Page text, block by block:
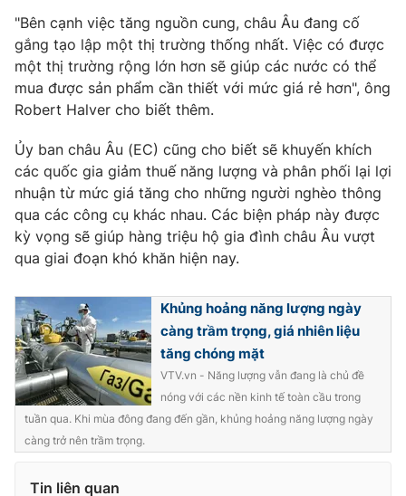
Phó Tổng Biên tập:Nguyễn Thị Mỹ Hạnh, Phạm Quốc Thắng,
Nguyễn Trọng Ninh
Tổng đài VTV:024.38 355 931 - 024.38 355 932
Ðiện thoại Thời báo VTV: 024.66 897 897
Liên hệ quảng cáo:024-7300.7108
® Cấm sao chép dưới mọi hình thức nếu không có sự chấp
thuận bằng văn bản. Ghi rõ nguồn VTV.vn khi phát hành lại
thông tin từ website này.
"Bên cạnh việc tăng nguồn cung, châu Âu đang cố
gắng tạo lập một thị trường thống nhất. Việc có được
một thị trường rộng lớn hơn sẽ giúp các nước có thể
mua được sản phẩm cần thiết với mức giá rẻ hơn", ông
Robert Halver cho biết thêm.
Ủy ban châu Âu (EC) cũng cho biết sẽ khuyến khích
các quốc gia giảm thuế năng lượng và phân phối lại lợi
nhuận từ mức giá tăng cho những người nghèo thông
qua các công cụ khác nhau. Các biện pháp này được
kỳ vọng sẽ giúp hàng triệu hộ gia đình châu Âu vượt
qua giai đoạn khó khăn hiện nay.
Khủng hoảng năng lượng ngày
càng trầm trọng, giá nhiên liệu
tăng chóng mặt
VTV.vn - Năng lượng vẫn đang là chủ đề
nóng với các nền kinh tế toàn cầu trong
tuần qua. Khi mùa đông đang đến gần, khủng hoảng năng lượng ngày
càng trở nên trầm trọng.
Tin liên quan